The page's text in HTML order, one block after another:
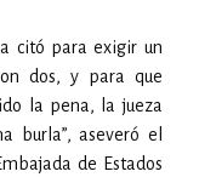
citó para exigir un
dos, y para que
la pena, la jueza
burla”, aseveró el
de Estados